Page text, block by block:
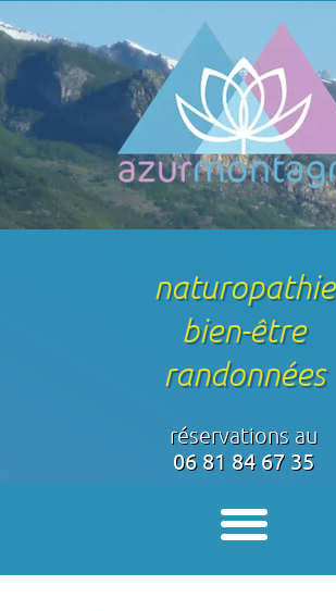
naturopathie
bien-être
randonnées
réservations au
06 81 84 67 35